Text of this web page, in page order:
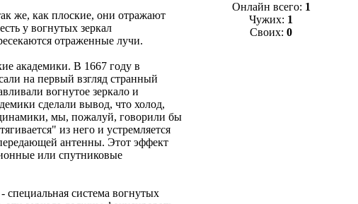
же, как плоские, они отражают
у вогнутых зеркал
отраженные лучи.
академики. В 1667 году в
на первый взгляд странный
вогнутое зеркало и
сделали вывод, что холод,
мы, пожалуй, говорили бы
из него и устремляется
антенны. Этот эффект
или спутниковые
система вогнутых
Онлайн всего: 1
Чужих: 1
Своих: 0